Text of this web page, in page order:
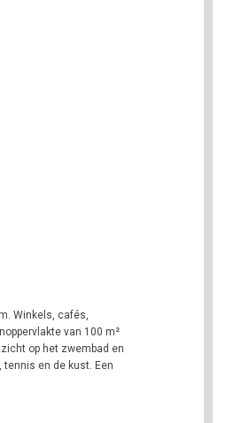
Winkels, cafés,
van 100 m²
op het zwembad en
en de kust. Een